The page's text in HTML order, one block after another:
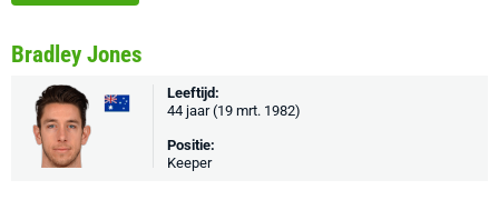
Bradley Jones
Leeftijd:
44 jaar (19 mrt. 1982)
Positie:
Keeper